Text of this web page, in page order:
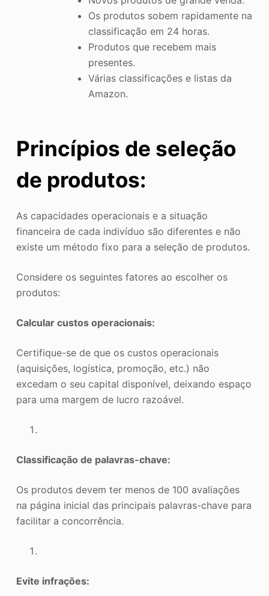
Os produtos sobem rapidamente na
classificação em 24 horas.
Produtos que recebem mais
presentes.
Várias classificações e listas da
Amazon.
Princípios de seleção
de produtos:
As capacidades operacionais e a situação
financeira de cada indivíduo são diferentes e não
existe um método fixo para a seleção de produtos.
Considere os seguintes fatores ao escolher os
produtos:
Calcular custos operacionais:
Certifique-se de que os custos operacionais
(aquisições, logística, promoção, etc.) não
excedam o seu capital disponível, deixando espaço
para uma margem de lucro razoável.
Classificação de palavras-chave:
Os produtos devem ter menos de 100 avaliações
na página inicial das principais palavras-chave para
facilitar a concorrência.
Evite infrações: